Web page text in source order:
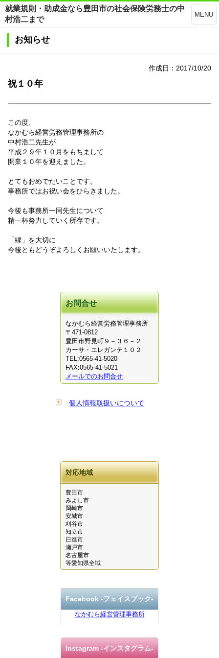
就業規則・助成金なら豊田市の社会保険労務士の中
村浩二まで
MENU
お知らせ
作成日：2017/10/20
祝１０年
この度、
なかむら経営労務管理事務所の
中村浩二先生が
平成２９年１０月をもちまして
開業１０年を迎えました。
とてもおめでたいことです。
事務所ではお祝い会をひらきました。
今後も事務所一同先生について
精一杯努力していく所存です。
「縁」を大切に
今後ともどうぞよろしくお願いいたします。
お問合せ
なかむら経営労務管理事務所
〒471-0812
豊田市野見町９－３６－２
カーサ・エレガンテ１０２
TEL:0565-41-5020
FAX:0565-41-5021
メールでのお問合せ
個人情報取扱いについて
対応地域
豊田市
みよし市
岡崎市
安城市
刈谷市
知立市
日進市
瀬戸市
名古屋市
等愛知県全域
Facebook ‐フェイスブック-
なかむら経営管理事務所
Instagram-インスタグラム-